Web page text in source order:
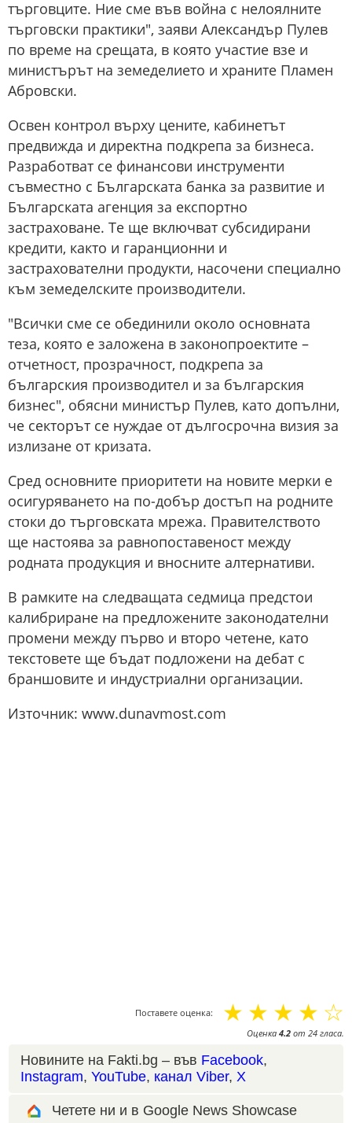
търговците. Ние сме във война с нелоялните
търговски практики", заяви Александър Пулев
по време на срещата, в която участие взе и
министърът на земеделието и храните Пламен
Абровски.
Освен контрол върху цените, кабинетът
предвижда и директна подкрепа за бизнеса.
Разработват се финансови инструменти
съвместно с Българската банка за развитие и
Българската агенция за експортно
застраховане. Те ще включват субсидирани
кредити, както и гаранционни и
застрахователни продукти, насочени специално
към земеделските производители.
"Всички сме се обединили около основната
теза, която е заложена в законопроектите –
отчетност, прозрачност, подкрепа за
българския производител и за българския
бизнес", обясни министър Пулев, като допълни,
че секторът се нуждае от дългосрочна визия за
излизане от кризата.
Сред основните приоритети на новите мерки е
осигуряването на по-добър достъп на родните
стоки до търговската мрежа. Правителството
ще настоява за равнопоставеност между
родната продукция и вносните алтернативи.
В рамките на следващата седмица предстои
калибриране на предложените законодателни
промени между първо и второ четене, като
текстовете ще бъдат подложени на дебат с
браншовите и индустриални организации.
Източник: www.dunavmost.com
Поставете оценка: ☆
☆
☆
☆
☆
Оценка 4.2 от 24 гласа.
Новините на Fakti.bg – във Facebook,
Instagram, YouTube, канал Viber, X
Четете ни и в Google News Showcase